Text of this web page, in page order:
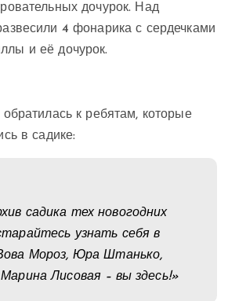
дочурок. Над
4 фонарика с сердечками
и её дочурок.
обратилась к ребятам, которые
в садике:
садика тех новогодних
узнать себя в
Мороз, Юра Штанько,
Лисовая – вы здесь!»